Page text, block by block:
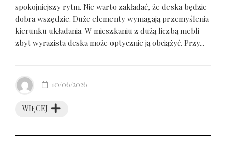
spokojniejszy rytm. Nie warto zakładać, że deska będzie
dobra wszędzie. Duże elementy wymagają przemyślenia
kierunku układania. W mieszkaniu z dużą liczbą mebli
zbyt wyrazista deska może optycznie ją obciążyć. Przy...
WIĘCEJ
10/06/2026